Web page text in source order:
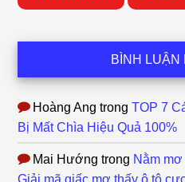
BÌNH LUẬN
Hoàng Ang trongTOP 7
Bị Mất Chìa Hiệu Quả 100%
Mai Hướng trong Nằm